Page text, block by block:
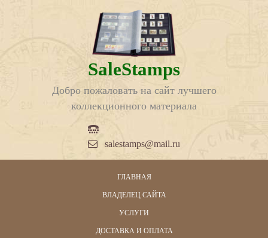
SaleStamps
Добро пожаловать на сайт лучшего
коллекционного материала
salestamps@mail.ru
ГЛАВНАЯ
ВЛАДЕЛЕЦ САЙТА
УСЛУГИ
ДОСТАВКА И ОПЛАТА